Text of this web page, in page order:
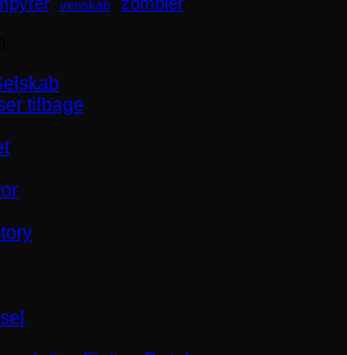
venskab
tilbage